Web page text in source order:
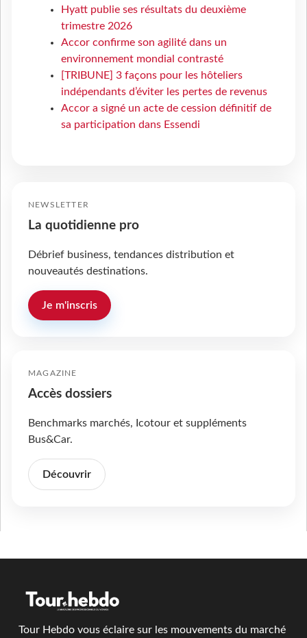
Hyatt publie ses résultats du deuxième
trimestre 2026
Accor confirme son agilité dans un
environnement mondial contrasté
[TRIBUNE] 3 façons pour les hôteliers
indépendants d’éviter les pertes de revenus
Accor a signé un acte de cession définitif de
sa participation dans Essendi
NEWSLETTER
La quotidienne pro
Débrief business, tendances distribution et
nouveautés destinations.
Je m'inscris
MAGAZINE
Accès dossiers
Benchmarks marchés, Icotour et suppléments
Bus&Car.
Découvrir
Tour Hebdo vous éclaire sur les mouvements du marché